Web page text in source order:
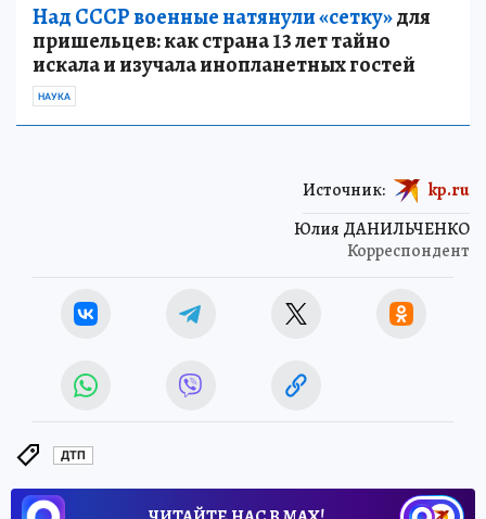
Над СССР военные натянули «сетку»для
пришельцев: как страна 13 лет тайно
искала и изучала инопланетных гостей
НАУКА
Юлия ДАНИЛЬЧЕНКО
Корреспондент
Источник: kp.ru
ДТП